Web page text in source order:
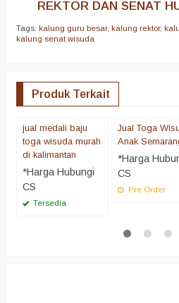
REKTOR DAN SENAT
Tags: kalung guru besar, kalung rektor,
kalung senat wisuda
Produk Terkait
jual medali baju
toga wisuda murah
di kalimantan
*Harga Hubungi
CS
Tersedia
Jual Toga
Anak
*Harga
CS
Pre Order